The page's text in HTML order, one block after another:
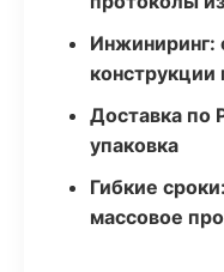
Инжиниринг:
конструкции
Доставка по
упаковка
Гибкие
массовое